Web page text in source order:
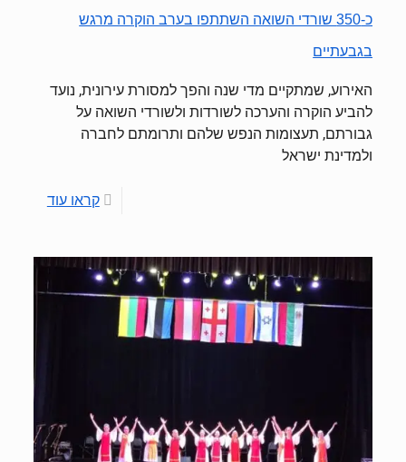
כ-350 שורדי השואה השתתפו בערב הוקרה מרגש
בגבעתיים
האירוע, שמתקיים מדי שנה והפך למסורת עירונית, נועד
להביע הוקרה והערכה לשורדות ולשורדי השואה על
גבורתם, תעצומות הנפש שלהם ותרומתם לחברה
ולמדינת ישראל
קראו עוד